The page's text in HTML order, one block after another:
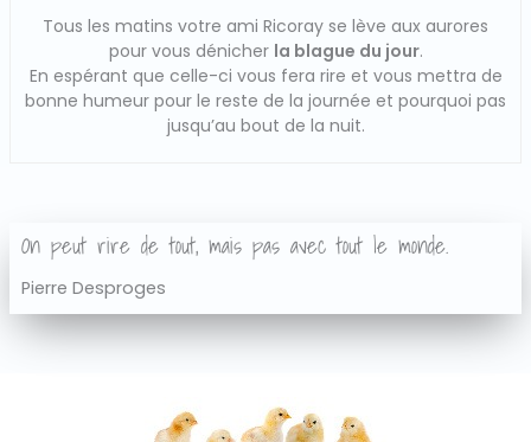
Tous les matins votre ami Ricoray se lève aux aurores
pour vous dénicher la blague du jour.
En espérant que celle-ci vous fera rire et vous mettra de
bonne humeur pour le reste de la journée et pourquoi pas
jusqu’au bout de la nuit.
On peut rire de tout, mais pas avec tout le monde.
Pierre Desproges